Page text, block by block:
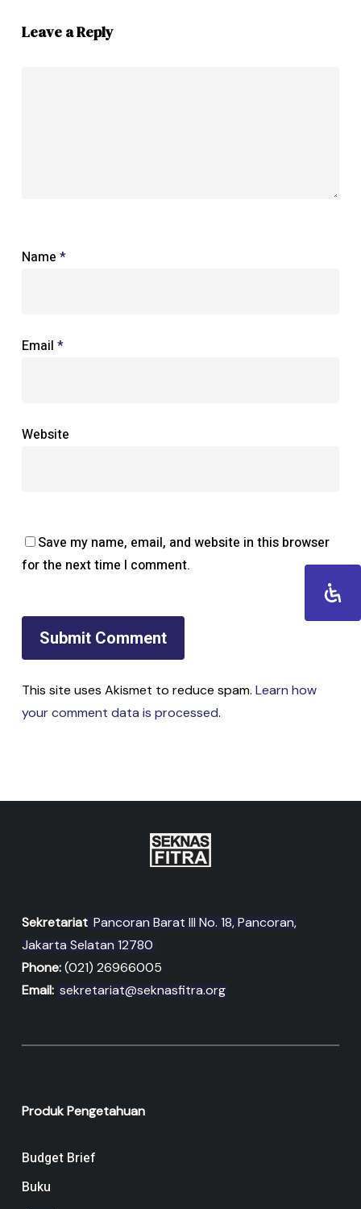
Leave a Reply
Name *
Email *
Website
Save my name, email, and website in this browser
for the next time I comment.
This site uses Akismet to reduce spam. Learn how
your comment data is processed.
Sekretariat Pancoran Barat III No. 18, Pancoran,
Jakarta Selatan 12780
Phone:(021) 26966005
Email: sekretariat@seknasfitra.org
Produk Pengetahuan
Budget Brief
Buku